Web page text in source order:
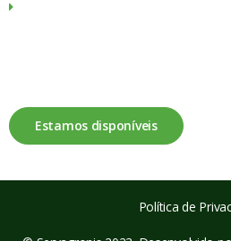
Estamos disponíveis
Política de